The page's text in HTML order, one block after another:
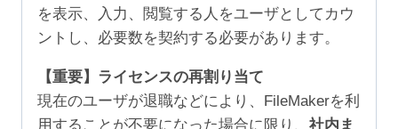
を表示、入力、閲覧する人をユーザとしてカウ
ントし、必要数を契約する必要があります。
【重要】ライセンスの再割り当て
現在のユーザが退職などにより、FileMakerを利
用することが不要になった場合に限り、 社内ま